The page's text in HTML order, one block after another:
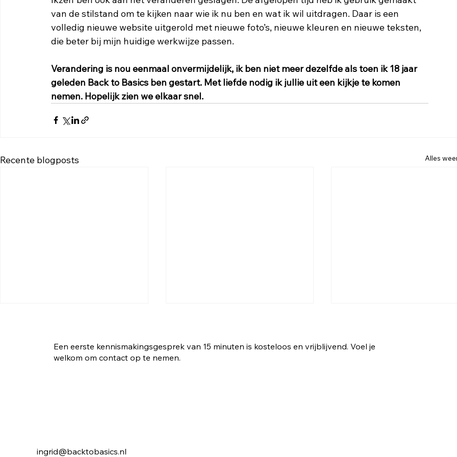
van de stilstand om te kijken naar wie ik nu ben en wat ik wil uitdragen. Daar is een
volledig nieuwe website uitgerold met nieuwe foto’s, nieuwe kleuren en nieuwe teksten,
die beter bij mijn huidige werkwijze passen.
Verandering is nou eenmaal onvermijdelijk, ik ben niet meer dezelfde als toen ik 18 jaar
geleden Back to Basics ben gestart. Met liefde nodig ik jullie uit een kijkje te komen
nemen. Hopelijk zien we elkaar snel.
Recente blogposts Alles
Een eerste kennismakingsgesprek van 15 minuten is kosteloos en vrijblijvend. Voel je
welkom om contact op te nemen.
ingrid@backtobasics.nl